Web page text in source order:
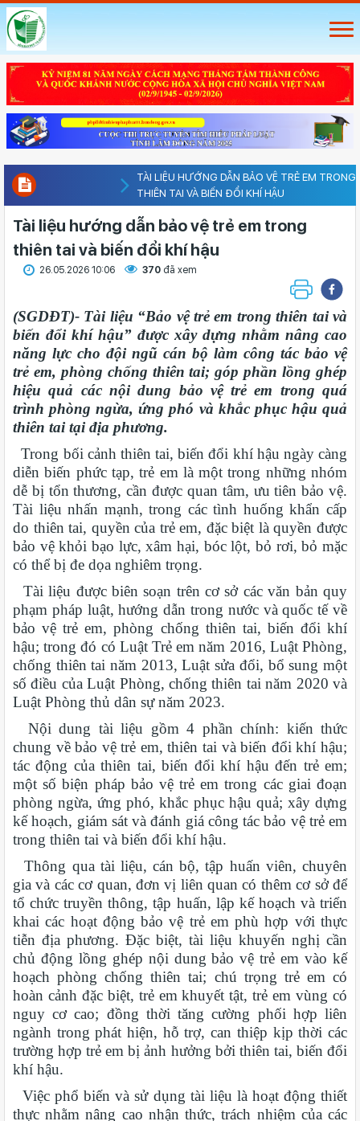
TÀI LIỆU HƯỚNG DẪN BẢO VỆ TRẺ EM TRONG
THIÊN TAI VÀ BIẾN ĐỔI KHÍ HẬU
Tài liệu hướng dẫn bảo vệ trẻ em trong
thiên tai và biến đổi khí hậu
26.05.2026 10:06 370 đã xem
(SGDĐT)- Tài liệu “Bảo vệ trẻ em trong thiên tai và
biến đổi khí hậu” được xây dựng nhằm nâng cao
năng lực cho đội ngũ cán bộ làm công tác bảo vệ
trẻ em, phòng chống thiên tai; góp phần lồng ghép
hiệu quả các nội dung bảo vệ trẻ em trong quá
trình phòng ngừa, ứng phó và khắc phục hậu quả
thiên tai tại địa phương.
Trong bối cảnh thiên tai, biến đổi khí hậu ngày càng
diễn biến phức tạp, trẻ em là một trong những nhóm
dễ bị tổn thương, cần được quan tâm, ưu tiên bảo vệ.
Tài liệu nhấn mạnh, trong các tình huống khẩn cấp
do thiên tai, quyền của trẻ em, đặc biệt là quyền được
bảo vệ khỏi bạo lực, xâm hại, bóc lột, bỏ rơi, bỏ mặc
có thể bị đe dọa nghiêm trọng.
Tài liệu được biên soạn trên cơ sở các văn bản quy
phạm pháp luật, hướng dẫn trong nước và quốc tế về
bảo vệ trẻ em, phòng chống thiên tai, biến đổi khí
hậu; trong đó có Luật Trẻ em năm 2016, Luật Phòng,
chống thiên tai năm 2013, Luật sửa đổi, bổ sung một
số điều của Luật Phòng, chống thiên tai năm 2020 và
Luật Phòng thủ dân sự năm 2023.
Nội dung tài liệu gồm 4 phần chính: kiến thức
chung về bảo vệ trẻ em, thiên tai và biến đổi khí hậu;
tác động của thiên tai, biến đổi khí hậu đến trẻ em;
một số biện pháp bảo vệ trẻ em trong các giai đoạn
phòng ngừa, ứng phó, khắc phục hậu quả; xây dựng
kế hoạch, giám sát và đánh giá công tác bảo vệ trẻ em
trong thiên tai và biến đổi khí hậu.
Thông qua tài liệu, cán bộ, tập huấn viên, chuyên
gia và các cơ quan, đơn vị liên quan có thêm cơ sở để
tổ chức truyền thông, tập huấn, lập kế hoạch và triển
khai các hoạt động bảo vệ trẻ em phù hợp với thực
tiễn địa phương. Đặc biệt, tài liệu khuyến nghị cần
chủ động lồng ghép nội dung bảo vệ trẻ em vào kế
hoạch phòng chống thiên tai; chú trọng trẻ em có
hoàn cảnh đặc biệt, trẻ em khuyết tật, trẻ em vùng có
nguy cơ cao; đồng thời tăng cường phối hợp liên
ngành trong phát hiện, hỗ trợ, can thiệp kịp thời các
trường hợp trẻ em bị ảnh hưởng bởi thiên tai, biến đổi
khí hậu.
Việc phổ biến và sử dụng tài liệu là hoạt động thiết
thực nhằm nâng cao nhận thức, trách nhiệm của các